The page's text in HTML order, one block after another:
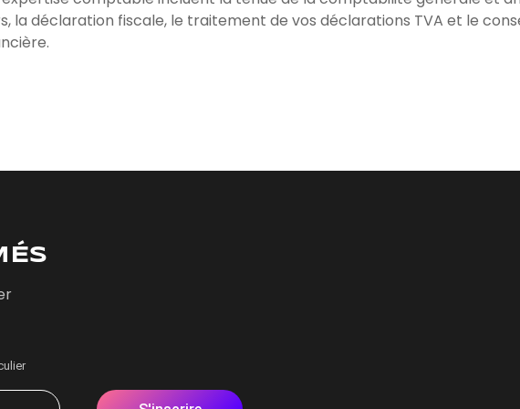
la déclaration fiscale, le traitement de vos déclarations TVA et le